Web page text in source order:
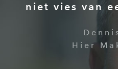
niet vies van
Hier